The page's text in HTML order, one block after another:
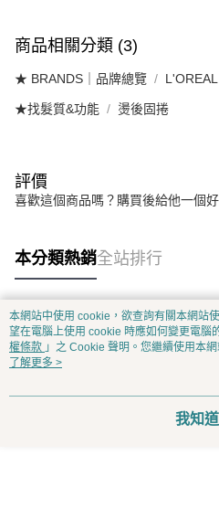
商品相關分類 (3)
★ BRANDS｜品牌總覽 L'OREAL
★找髮質&功能 燙後固捲
評價
喜歡這個商品嗎？購買後給他一個
本分類熱銷全站排行
熱門標籤
本網站中使用 cookie，欲查詢有關本網站
望在電腦上使用 cookie 時應如何變更電腦
權條款 」之 Cookie 聲明。您繼續使用本
用條款之 Cookie 聲明使用 cookie。
了解更多 >
我知